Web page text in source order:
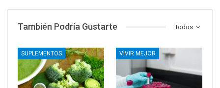
Todos
También Podría Gustarte
SUPLEMENTOS VIVIR MEJOR